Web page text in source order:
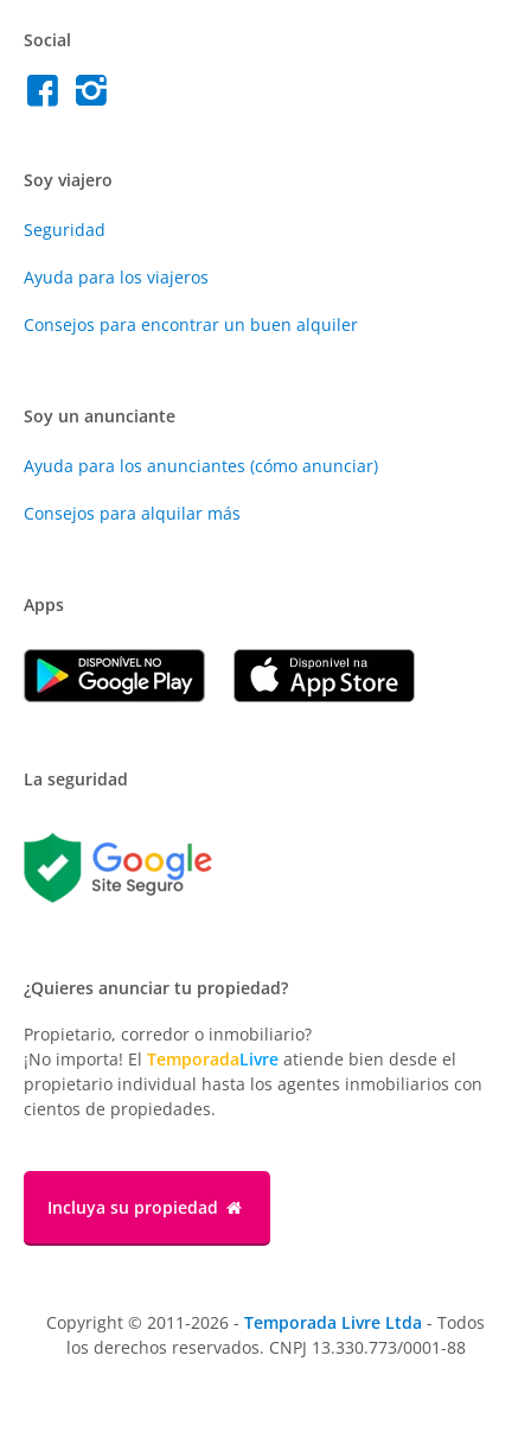
Social
Soy viajero
Seguridad
Ayuda para los viajeros
Consejos para encontrar un buen alquiler
Soy un anunciante
Ayuda para los anunciantes (cómo anunciar)
Consejos para alquilar más
Apps
La seguridad
¿Quieres anunciar tu propiedad?
Propietario, corredor o inmobiliario?
¡No importa! El TemporadaLivre atiende bien desde el
propietario individual hasta los agentes inmobiliarios con
cientos de propiedades.
Incluya su propiedad
Copyright © 2011-2026 - Temporada Livre Ltda - Todos
los derechos reservados. CNPJ 13.330.773/0001-88